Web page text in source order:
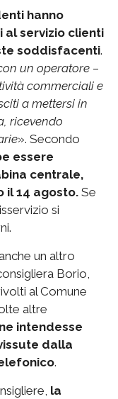
hanno
servizio clienti
soddisfacenti.
un operatore –
commerciali e
a mettersi in
ricevendo
». Secondo
essere
centrale,
il 14 agosto. Se
si
un altro
Borio,
al Comune
altre
intendesse
dalla
.
la